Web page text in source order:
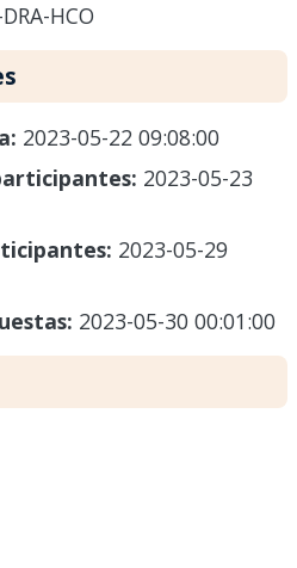
HCO
2023-05-22 09:08:00
2023-05-23
2023-05-29
2023-05-30 00:01:00